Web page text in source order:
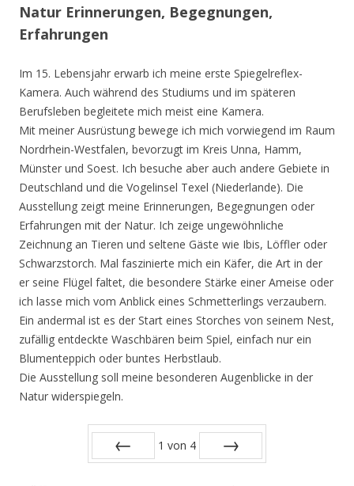
Natur Erinnerungen, Begegnungen,
Erfahrungen
Im 15. Lebensjahr erwarb ich meine erste Spiegelreflex-
Kamera. Auch während des Studiums und im späteren
Berufsleben begleitete mich meist eine Kamera.
Mit meiner Ausrüstung bewege ich mich vorwiegend im Raum
Nordrhein-Westfalen, bevorzugt im Kreis Unna, Hamm,
Münster und Soest. Ich besuche aber auch andere Gebiete in
Deutschland und die Vogelinsel Texel (Niederlande). Die
Ausstellung zeigt meine Erinnerungen, Begegnungen oder
Erfahrungen mit der Natur. Ich zeige ungewöhnliche
Zeichnung an Tieren und seltene Gäste wie Ibis, Löffler oder
Schwarzstorch. Mal faszinierte mich ein Käfer, die Art in der
er seine Flügel faltet, die besondere Stärke einer Ameise oder
ich lasse mich vom Anblick eines Schmetterlings verzaubern.
Ein andermal ist es der Start eines Storches von seinem Nest,
zufällig entdeckte Waschbären beim Spiel, einfach nur ein
Blumenteppich oder buntes Herbstlaub.
Die Ausstellung soll meine besonderen Augenblicke in der
Natur widerspiegeln.
1 von 4